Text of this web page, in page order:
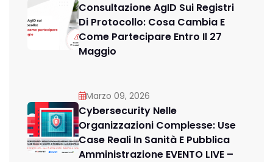
Consultazione AgID Sui Registri
Di Protocollo: Cosa Cambia E
Come Partecipare Entro Il 27
Maggio
Marzo 09, 2026
Cybersecurity Nelle
Organizzazioni Complesse: Use
Case Reali In Sanità E Pubblica
Amministrazione EVENTO LIVE –